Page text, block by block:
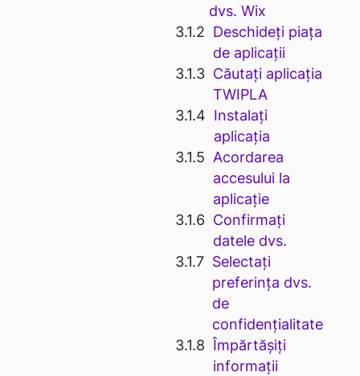
dvs. Wix
Deschideți piața
de aplicații
Căutați aplicația
TWIPLA
Instalați
aplicația
Acordarea
accesului la
aplicație
Confirmați
datele dvs.
Selectați
preferința dvs.
de
confidențialitate
Împărtășiți
informații